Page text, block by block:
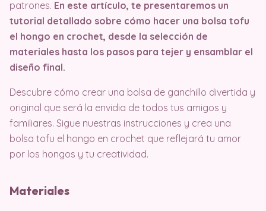
patrones. En este artículo, te presentaremos un
tutorial detallado sobre cómo hacer una bolsa tofu
el hongo en crochet, desde la selección de
materiales hasta los pasos para tejer y ensamblar el
diseño final.
Descubre cómo crear una bolsa de ganchillo divertida y
original que será la envidia de todos tus amigos y
familiares. Sigue nuestras instrucciones y crea una
bolsa tofu el hongo en crochet que reflejará tu amor
por los hongos y tu creatividad.
Materiales